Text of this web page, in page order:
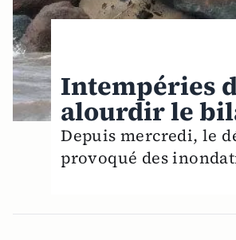
Intempéries
alourdir le
Depuis mercredi, le
provoqué des